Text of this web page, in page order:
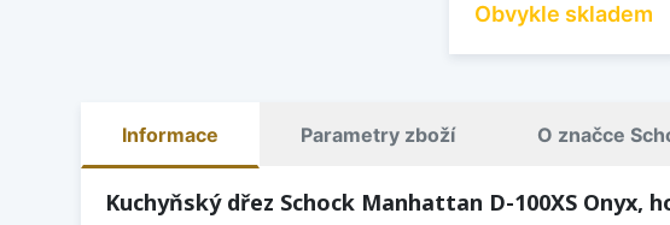
Obvykle skladem
Informace Parametry zboží O značce
Kuchyňský dřez Schock Manhattan D-100XS Onyx,